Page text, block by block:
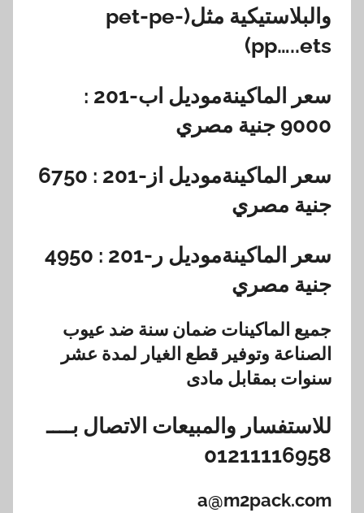
والبلاستيكية مثل(pet-pe-
pp…..ets)
سعر الماكينةموديل اب-201 :
9000 جنية مصري
سعر الماكينةموديل از-201 :
6750
جنية مصري
سعر الماكينةموديل ر-201 :
4950
جنية مصري
جميع الماكينات ضمان سنة ضد عيوب
الصناعة وتوفير قطع الغيار لمدة عشر
سنوات بمقابل مادى
للاستفسار والمبيعات الاتصال بــــ
01211116958
a@m2pack.com